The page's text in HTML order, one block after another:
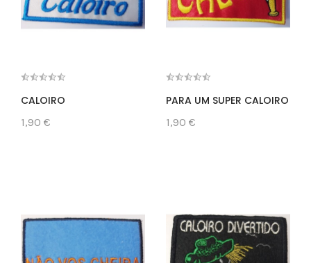
CALOIRO
1,90 €
PARA UM SUPER CALOIRO
1,90 €